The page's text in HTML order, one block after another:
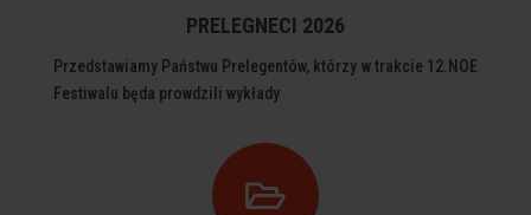
PRELEGNECI 2026
Przedstawiamy Państwu Prelegentów, którzy w trakcie 12.NOE
Festiwalu będa prowdzili wykłady
